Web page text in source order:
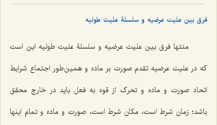
فرق بین علیت عرضیه و سلسلۀ علیت طولیه
منتها فرق بین علیت عرضیه و سلسلۀ علیت طولیه این است
که در علیت عرضیه تقدم صورت بر ماده و همین‌طور اجتماع شرایط
اتحاد صورت و ماده و تحرک از قوه به فعل باید در خارج محقق
باشد؛ زمان شرط است، مکان شرط است، صورت و ماده و تمام اینها